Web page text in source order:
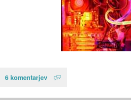
6 komentarjev